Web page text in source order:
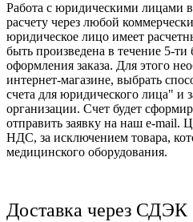
Работа с юридическими лицами
расчету через любой
юридическое лицо имеет
быть произведена в течение 5-
оформления заказа. Для этого
интернет-магазине, выбрать
счета для юридического лица" и
организации. Счет будет
отправить заявку на наш e-mail.
НДС, за исключением товара,
медицинского оборудования.
Доставка через СДЭК